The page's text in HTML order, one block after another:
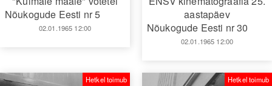
Nõukogude Eesti nr 5
02.01.1965 12:00
aastapäev
Nõukogude Eesti nr 30
02.01.1965 12:00
Hetkel toimub Hetkel toimub